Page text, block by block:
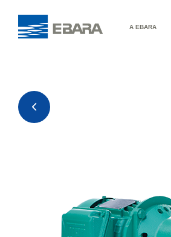
A EBARA